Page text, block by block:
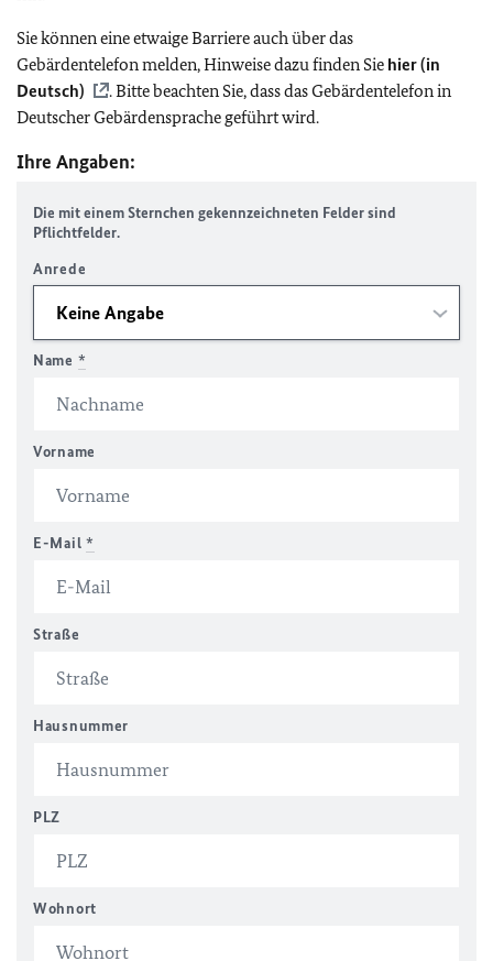
Sie können eine etwaige Barriere auch über das
Gebärdentelefon melden, Hinweise dazu finden Sie hier (in
Deutsch)
. Bitte beachten Sie, dass das Gebärdentelefon in
Deutscher Gebärdensprache geführt wird.
Ihre Angaben:
Die mit einem Sternchen gekennzeichneten Felder sind
Pflichtfelder.
Anrede
Name *
Vorname
E-Mail *
Straße
Hausnummer
PLZ
Wohnort